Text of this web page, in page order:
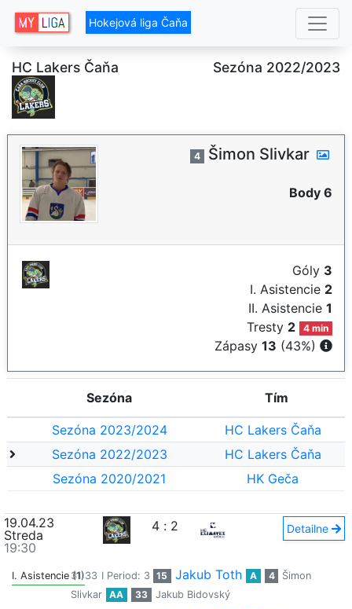
Hokejová liga Čaňa
HC Lakers Čaňa Sezóna 2022/2023
4 Šimon Slivkar
Body 6
Góly 3
I. Asistencie 2
II. Asistencie 1
Tresty 2 4 min
Zápasy 13 (43%)
Sezóna Tím
Sezóna 2023/2024
HC Lakers Čaňa
Sezóna 2022/2023
HC Lakers Čaňa
Sezóna 2020/2021
HK Geča
19.04.23
Streda
19:30
4 : 2 Detailne
I. Asistencie (1)31:33 I Period: 3 15 Jakub Toth A 4
Šimon
Slivkar
AA 33 Jakub Bidovský